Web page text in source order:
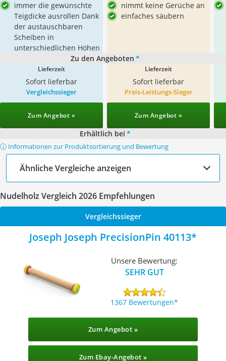
immer die gewünschte
Teigdicke ausrollen Dank
der austauschbaren
Scheiben in
unterschiedlichen Höhen
nimmt keine Gerüche an
einfaches säubern
Zu den Angeboten *
Lieferzeit
Sofort lieferbar
Lieferzeit
Sofort lieferbar
Vergleichssieger
Zum Angebot »
Preis-Leistungs-Sieger
Zum Angebot »
Erhältlich bei *
ⓘ Informationen zur Produktsortierung und Bewertung
Ähnliche Vergleiche anzeigen
Nudelholz Vergleich 2026 Empfehlungen
Vergleichssieger
Joseph Joseph PrecisionPin 40113
Unsere Bewertung:
SEHR GUT
1367 Bewertungen
Zum Angebot »
Zum Ebay-Angebot »